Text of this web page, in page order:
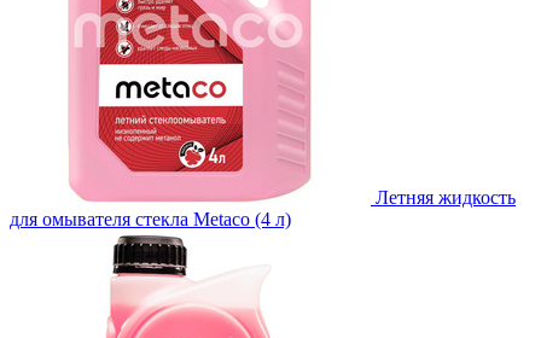
Летняя жидкость
для омывателя стекла Metaco (4 л)